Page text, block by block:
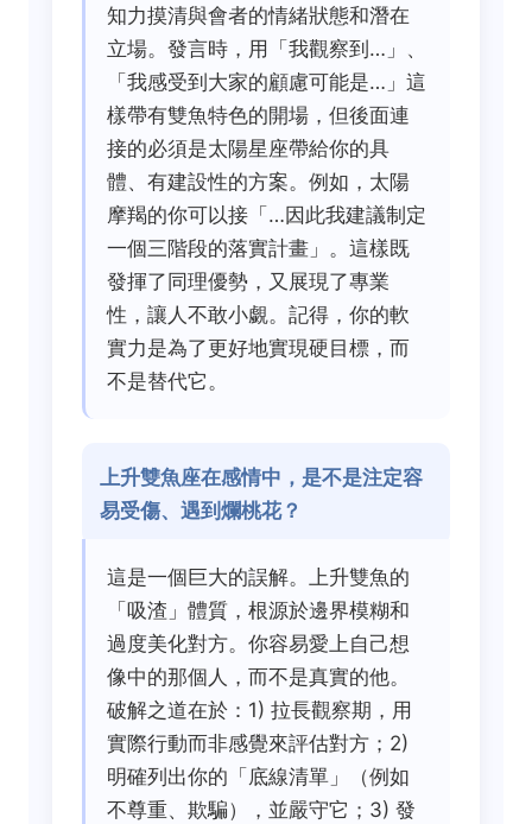
知力摸清與會者的情緒狀態和潛在
立場。發言時，用「我觀察到…」、
「我感受到大家的顧慮可能是…」這
樣帶有雙魚特色的開場，但後面連
接的必須是太陽星座帶給你的具
體、有建設性的方案。例如，太陽
摩羯的你可以接「…因此我建議制定
一個三階段的落實計畫」。這樣既
發揮了同理優勢，又展現了專業
性，讓人不敢小覷。記得，你的軟
實力是為了更好地實現硬目標，而
不是替代它。
上升雙魚座在感情中，是不是注定容
易受傷、遇到爛桃花？
這是一個巨大的誤解。上升雙魚的
「吸渣」體質，根源於邊界模糊和
過度美化對方。你容易愛上自己想
像中的那個人，而不是真實的他。
破解之道在於：1) 拉長觀察期，用
實際行動而非感覺來評估對方；2)
明確列出你的「底線清單」（例如
不尊重、欺騙），並嚴守它；3) 發